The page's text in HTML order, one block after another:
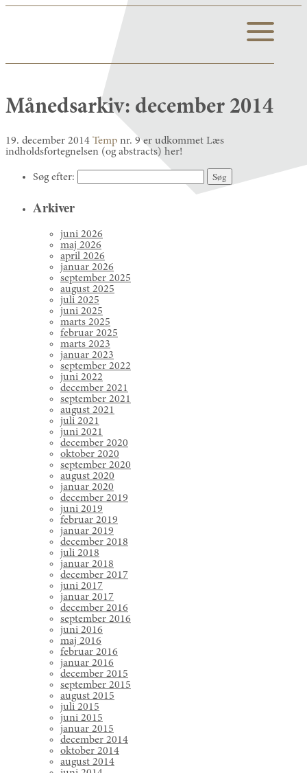
Månedsarkiv: december 2014
19. december 2014 Temp nr. 9 er udkommet Læs
indholdsfortegnelsen (og abstracts) her!
Søg efter:
Arkiver
juni 2026
maj 2026
april 2026
januar 2026
september 2025
august 2025
juli 2025
juni 2025
marts 2025
februar 2025
marts 2023
januar 2023
september 2022
juni 2022
december 2021
september 2021
august 2021
juli 2021
juni 2021
december 2020
oktober 2020
september 2020
august 2020
januar 2020
december 2019
juni 2019
februar 2019
januar 2019
december 2018
juli 2018
januar 2018
december 2017
juni 2017
januar 2017
december 2016
september 2016
juni 2016
maj 2016
februar 2016
januar 2016
december 2015
september 2015
august 2015
juli 2015
juni 2015
januar 2015
december 2014
oktober 2014
august 2014